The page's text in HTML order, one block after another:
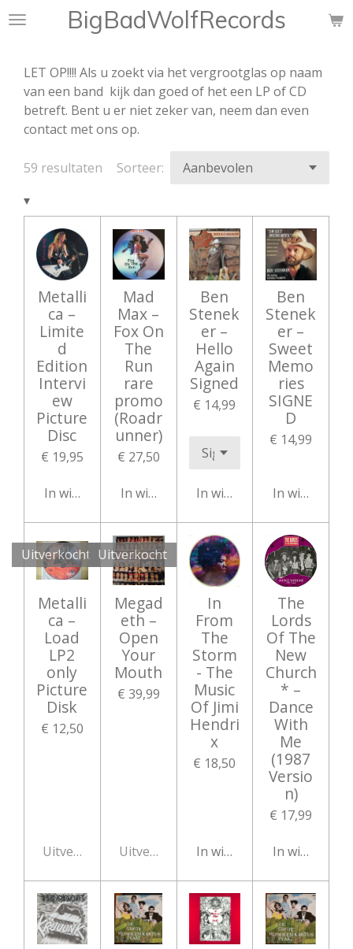
Ga
hoofdinhoud
BigBadWolfRecords
LET OP!!!! Als u zoekt via het vergrootglas op naam
van een band kijk dan goed of het een LP of CD
betreft. Bent u er niet zeker van, neem dan even
contact met ons op.
59 resultaten
Sorteer:
▾
Metalli
ca ‎–
Limite
d
Edition
Intervi
ew
Picture
Disc
€ 19,95
In winkelwagen
Mad
Max ‎–
Fox On
The
Run
rare
promo
(Roadr
unner)
€ 27,50
In winkelwagen
Ben
Stenek
er ‎–
Hello
Again
Signed
€ 14,99
In winkelwagen
Ben
Stenek
er –
Sweet
Memo
ries
SIGNE
D
€ 14,99
In
Uitverkocht
Metalli
ca –
Load
LP2
only
Picture
Disk
€ 12,50
Uitverkocht
Uitverkocht
Megad
eth –
Open
Your
Mouth
€ 39,99
Uitverkocht
In
From
The
Storm
- The
Music
Of Jimi
Hendri
x
€ 18,50
In winkelwagen
The
Lords
Of The
New
Church
* ‎–
Dance
With
Me
(1987
Versio
n)
€ 17,99
In